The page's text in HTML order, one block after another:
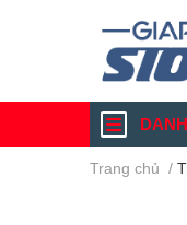
Trang chủ /